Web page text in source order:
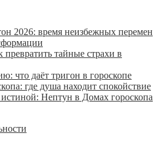
2026: время неизбежных перемен
превратить тайные страхи в
что даёт тригон в гороскопе
где душа находит спокойствие
Нептун в Домах гороскопа